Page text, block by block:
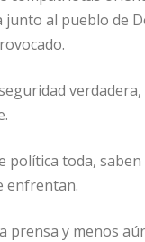
junto al pueblo de
política toda,
enfrentan.
prensa y menos